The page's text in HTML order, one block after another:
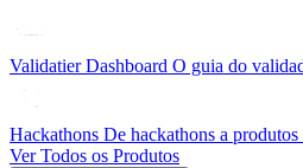
Validatier Dashboard O guia do
Hackathons De hackathons a
Ver Todos os Produtos